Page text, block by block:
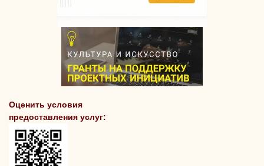
Оценить условия
предоставления услуг: